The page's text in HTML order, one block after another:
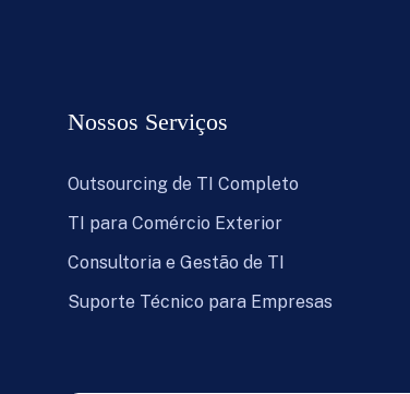
Nossos Serviços
Outsourcing de TI Completo
TI para Comércio Exterior
Consultoria e Gestão de TI
Suporte Técnico para Empresas